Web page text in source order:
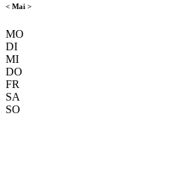
< Mai >
MO
DI
MI
DO
FR
SA
SO